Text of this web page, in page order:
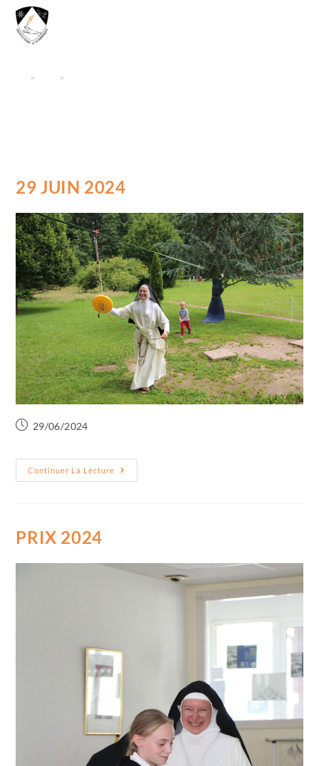
> >
29 JUIN 2024
29/06/2024
Continuer La Lecture
PRIX 2024